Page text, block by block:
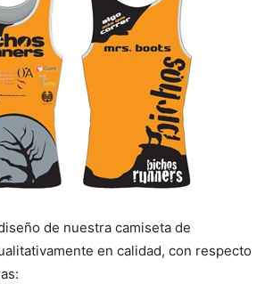
de nuestra camiseta de
en calidad, con respecto